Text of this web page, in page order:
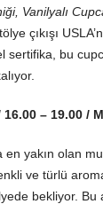
Vanilyalı
çıkışı
sertifika, bu
16.00 – 19.00 /
yakın olan
ve türlü
bekliyor.